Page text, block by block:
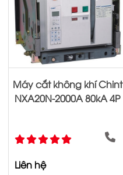
Máy cắt không khí Chint
NXA20N-2000A 80kA 4P
Liên hệ